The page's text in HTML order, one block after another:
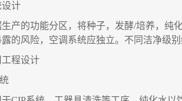
设计
产的功能分区，将种子，发酵/培养，纯
的风险，空调系统应独立。不同洁净级
程设计